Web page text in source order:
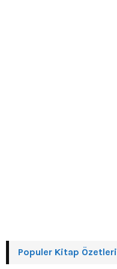
Populer Kitap Özetleri